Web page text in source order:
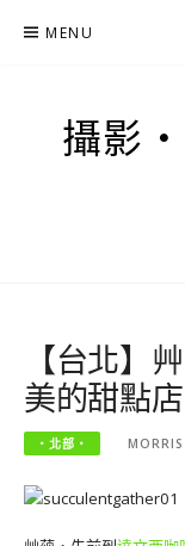
MENU
攝影
【台北】
美的甜點店
‧北部‧ MORRIS